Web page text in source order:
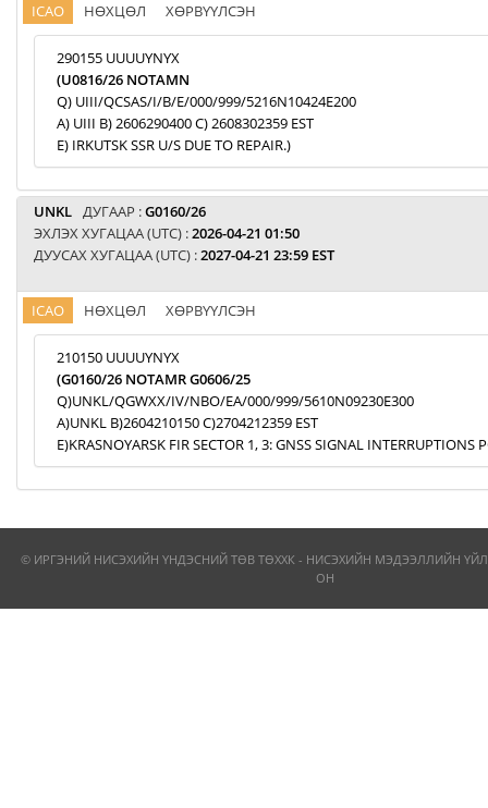
ICAO НӨХЦӨЛ ХӨРВҮҮЛСЭН
290155 UUUUYNYX
(U0816/26 NOTAMN
Q) UIII/QCSAS/I/B/E/000/999/5216N10424E200
A) UIII B) 2606290400 C) 2608302359 EST
E) IRKUTSK SSR U/S DUE TO REPAIR.)
UNKL ДУГААР :G0160/26
ЭХЛЭХ ХУГАЦАА (UTC) :2026-04-21 01:50
ДУУСАХ ХУГАЦАА (UTC) :2027-04-21 23:59 EST
ICAO НӨХЦӨЛ ХӨРВҮҮЛСЭН
210150 UUUUYNYX
(G0160/26 NOTAMR G0606/25
Q)UNKL/QGWXX/IV/NBO/EA/000/999/5610N09230E300
A)UNKL B)2604210150 C)2704212359 EST
E)KRASNOYARSK FIR SECTOR 1, 3: GNSS SIGNAL INTERRUPTIONS
© ИРГЭНИЙ НИСЭХИЙН ҮНДЭСНИЙ ТӨВ ТӨХХК - НИСЭХИЙН МЭДЭЭЛЛИЙН
ОН